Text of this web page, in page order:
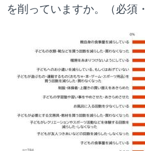
を削っていますか。（必須